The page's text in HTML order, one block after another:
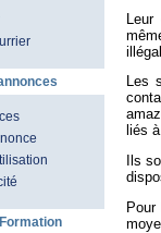
Leur
Les
liés
Ils